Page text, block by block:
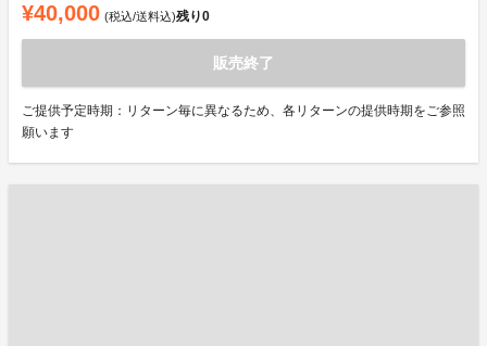
¥40,000 (税込/送料込)残り0
販売終了
ご提供予定時期：リターン毎に異なるため、各リターンの提供時期をご参照
願います